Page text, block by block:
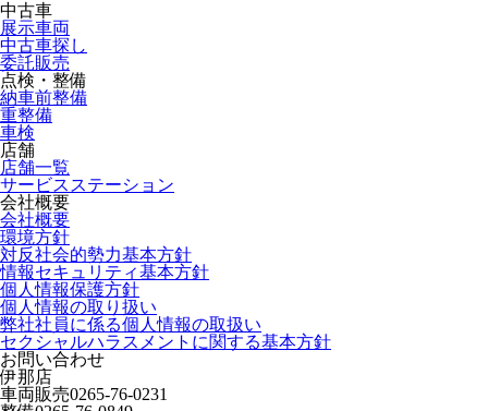
中古車
展示車両
中古車探し
委託販売
点検・整備
納車前整備
重整備
車検
店舗
店舗一覧
サービスステーション
会社概要
会社概要
環境方針
対反社会的勢力基本方針
情報セキュリティ基本方針
個人情報保護方針
個人情報の取り扱い
弊社社員に係る個人情報の取扱い
セクシャルハラスメントに関する基本方針
お問い合わせ
伊那店
車両販売0265-76-0231